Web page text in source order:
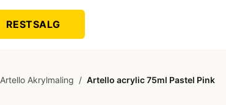
RESTSALG
Artello Akrylmaling / Artello acrylic 75ml Pastel Pink